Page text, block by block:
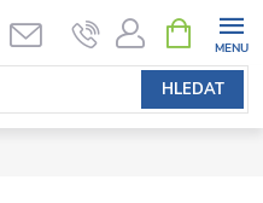
HLEDAT
NÁKUPNÍ
KOŠÍK